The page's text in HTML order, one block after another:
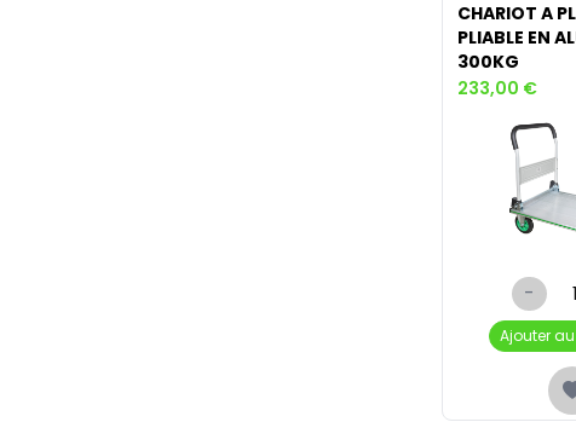
CHARIOT A
PLIABLE EN
300KG
233,00 €
-
Ajouter